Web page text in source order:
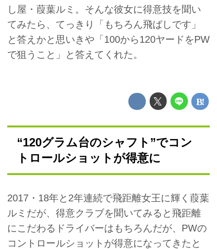
し屋・葭葉ルミ。そんな彼女に得意技を聞い
てみたら、てっきり「もちろん飛ばしです」
と答えかと思いきや「100から120ヤードをPW
で狙うこと」と答えてくれた。
“120グラム台のシャフト”でコン
トロールショットが得意に
2017・18年と2年連続で飛距離女王に輝く葭葉
ルミだが、得意クラブを聞いてみると飛距離
にこだわるドライバーはもちろんだが、PWの
コントロールショットが得意になってきたと